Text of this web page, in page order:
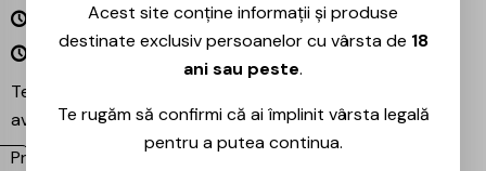
Luni – Vineri 09:00 – 18:00
Sâmbătă – Duminică Închis
Te așteptăm și în magazinul nostru din București –
avem mereu reduceri speciale la băuturile preferate!
Proiecte partenere:
Ezotera
Acest site conține informații și produse
destinate exclusiv persoanelor cu vârsta de 18
ani sau peste.
Te rugăm să confirmi că ai împlinit vârsta legală
pentru a putea continua.